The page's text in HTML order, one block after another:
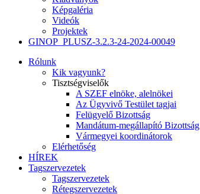
Képgaléria
Videók
Projektek
GINOP_PLUSZ-3.2.3-24-2024-00049
Rólunk
Kik vagyunk?
Tisztségviselők
A SZEF elnöke, alelnökei
Az Ügyvivő Testület tagjai
Felügyelő Bizottság
Mandátum-megállapító Bizottság
Vármegyei koordinátorok
Elérhetőség
HÍREK
Tagszervezetek
Tagszervezetek
Rétegszervezetek